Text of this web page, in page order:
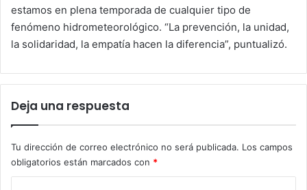
estamos en plena temporada de cualquier tipo de
fenómeno hidrometeorológico. “La prevención, la unidad,
la solidaridad, la empatía hacen la diferencia”, puntualizó.
Deja una respuesta
Tu dirección de correo electrónico no será publicada. Los campos
obligatorios están marcados con *